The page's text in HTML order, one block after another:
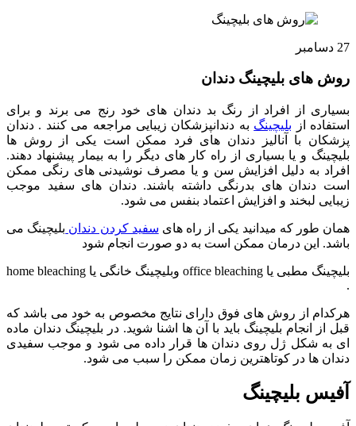
27 دسامبر
روش های بلیچینگ دندان
بسیاری از افراد از رنگ بد دندان های خود رنج می برند و برای
استفاده از بلیچینگ به دندانپزشکان زیبایی مراجعه می کنند . دندان
پزشکان با آنالیز دندان های فرد ممکن است یکی از روش ها
بلیچینگ و یا بسیاری از راه کار های دیگر را به بیمار پیشنهاد دهند.
افراد به دلیل افزایش سن و یا مصرف نوشیدنی های رنگی ممکن
است دندان های بدرنگی داشته باشند. دندان های سفید موجب
زیبایی لبخند و افزایش اعتماد بنفس می شود.
همان طور که میدانید یکی از راه های سفید کردن دندان بلیچینگ می
باشد. این درمان ممکن است به دو صورت انجام شود
بلیچینگ مطبی یا office bleaching وبلیچینگ خانگی یا home bleaching
.
هرکدام از روش های فوق دارای نتایج مخصوص به خود می باشد که
قبل از انجام بلیچینگ باید با آن ها اشنا شوید. در بلیچینگ دندان ماده
ای به شکل ژل روی دندان ها قرار داده می شود و موجب سفیدی
دندان ها در کوتاهترین زمان ممکن را سبب می شود.
آفیس بلیچینگ